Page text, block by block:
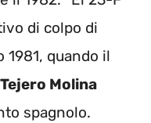
di colpo di
1981, quando il
Molina
spagnolo.